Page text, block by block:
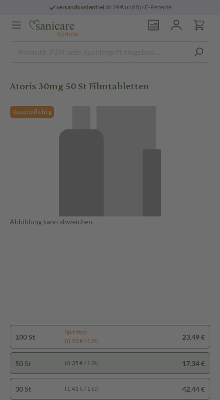
versandkostenfreiab 29 € und für E-Rezepte
Atoris 30mg 50 St Filmtabletten
Rezeptpflichtig
Abbildung kann abweichen
100 St
Spartipp
(0,23 € / 1 St)
23,49 €
50 St (0,35 € / 1 St) 17,34 €
30 St (1,41 € / 1 St) 42,44 €